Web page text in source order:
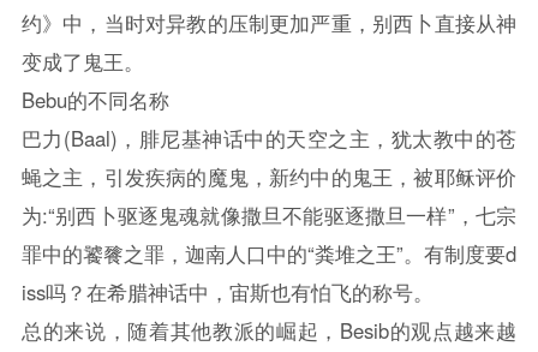
约》中，当时对异教的压制更加严重，别西卜直接从神
变成了鬼王。
Bebu的不同名称
巴力(Baal)，腓尼基神话中的天空之主，犹太教中的苍
蝇之主，引发疾病的魔鬼，新约中的鬼王，被耶稣评价
为:“别西卜驱逐鬼魂就像撒旦不能驱逐撒旦一样”，七宗
罪中的饕餮之罪，迦南人口中的“粪堆之王”。有制度要d
iss吗？在希腊神话中，宙斯也有怕飞的称号。
总的来说，随着其他教派的崛起，Besib的观点越来越